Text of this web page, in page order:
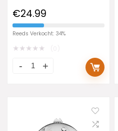
energiesparender Egg
Cooker für individeulle
Härtegrade | Inkl.
Messbecher mit Ei-Pick
Mit Dampfauslassung
€24.99
Reeds Verkocht: 34%
★★★★★